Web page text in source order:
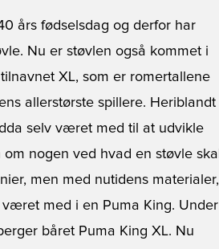
års fødselsdag og derfor har
Nu er støvlen også kommet i
XL, som er romertallene
allerstørste spillere. Heriblandt
selv været med til at udvikle
nogen ved hvad en støvle skal
men med nutidens materialer,
med i en Puma King. Under
båret Puma King XL. Nu